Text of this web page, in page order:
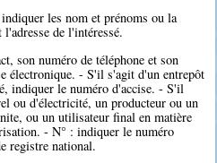
les nom et prénoms ou la
de l'intéressé.
son numéro de téléphone et son
électronique. - S'il s'agit d'un entrepôt
indiquer le numéro d'accise. - S'il
ou d'électricité, un producteur ou un
ou un utilisateur final en matière
- N° : indiquer le numéro
registre national.